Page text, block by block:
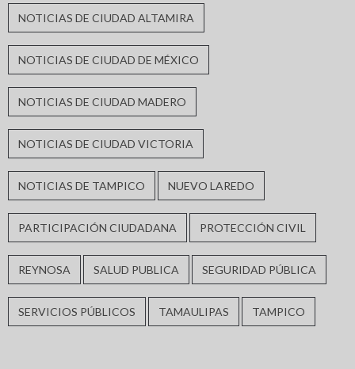
NOTICIAS DE CIUDAD ALTAMIRA
NOTICIAS DE CIUDAD DE MÉXICO
NOTICIAS DE CIUDAD MADERO
NOTICIAS DE CIUDAD VICTORIA
NOTICIAS DE TAMPICO NUEVO LAREDO
PARTICIPACIÓN CIUDADANA PROTECCIÓN CIVIL
REYNOSA SALUD PUBLICA SEGURIDAD PÚBLICA
SERVICIOS PÚBLICOS TAMAULIPAS TAMPICO